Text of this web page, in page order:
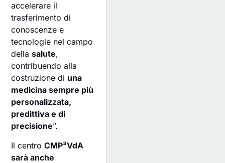
accelerare il
trasferimento di
conoscenze e
tecnologie nel campo
dellasalute,
contribuendo alla
costruzione di una
medicina sempre più
personalizzata,
predittiva e di
precisione”.
Il centroCMP³VdA
sarà anche